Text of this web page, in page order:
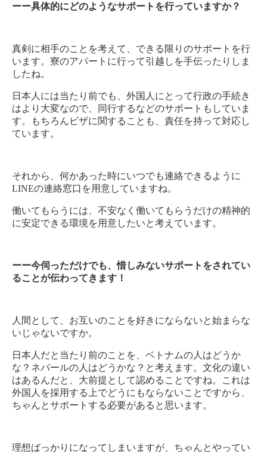
ーー具体的にどのようなサポートを行っていますか？
真剣に相手のことを考えて、できる限りのサポートを行
います。寮のアパートに行って引越しを手伝ったりしま
したね。
日本人には当たり前でも、外国人にとって行政の手続き
はより大変なので、同行するなどのサポートもしていま
す。もちろんビザに関することも、責任を持って対応し
ています。
それから、何かあった時にいつでも連絡できるように
LINEの連絡窓口を用意していますね。
働いてもらうには、不安なく働いてもらうだけの精神的
に安定できる環境を用意したいと考えています。
ーー今伺っただけでも、惜しみないサポートをされてい
ることが伝わってきます！
人間として、お互いのことを好きにならないと始まらな
いじゃないですか。
日本人だと当たり前のことを、ベトナムの人はどうか
な？ネパールの人はどうかな？と考えます。文化の違い
はあるんだと、大前提として認めることですね。これは
外国人を採用する上でどうにもならないことですから、
ちゃんとサポートする必要があると思います。
理想ばっかりになってしまいますが、ちゃんとやってい